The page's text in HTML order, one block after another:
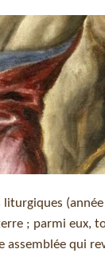
liturgiques
; parmi eux,
assemblée qui